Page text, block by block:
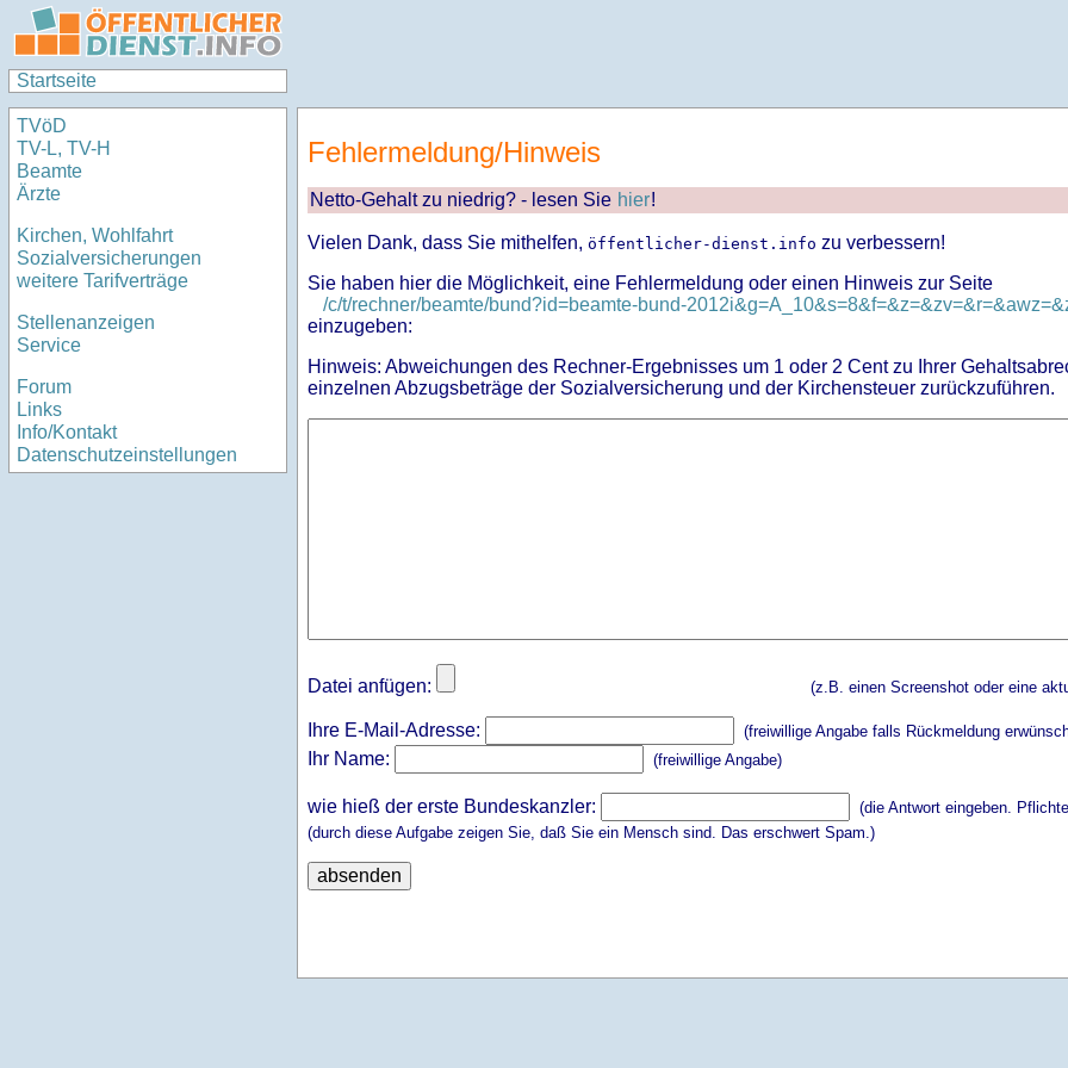
Startseite
TVöD
TV-L, TV-H
Beamte
Ärzte
Kirchen, Wohlfahrt
Sozialversicherungen
weitere Tarifverträge
Stellenanzeigen
Service
Forum
Links
Info/Kontakt
Datenschutzeinstellungen
Fehlermeldung/Hinweis
Netto-Gehalt zu niedrig? - lesen Sie hier!
Vielen Dank, dass Sie mithelfen, öffentlicher-dienst.info zu verbessern!
Sie haben hier die Möglichkeit, eine Fehlermeldung oder einen Hinweis zur Seite
/c/t/rechner/beamte/bund?id=beamte-bund-
einzugeben:
Hinweis: Abweichungen des Rechner-Ergebnisses um 1 oder 2 Cent zu Ihrer
einzelnen Abzugsbeträge der Sozialversicherung und der Kirchensteuer zurückzuführen.
Datei anfügen: (z.B. einen Screenshot oder eine
Ihre E-Mail-Adresse: (freiwillige Angabe falls Rückmeldung
Ihr Name: (freiwillige Angabe)
wie hieß der erste Bundeskanzler:
(die Antwort eingeben.
(durch diese Aufgabe zeigen Sie, daß Sie ein Mensch sind. Das erschwert Spam.)